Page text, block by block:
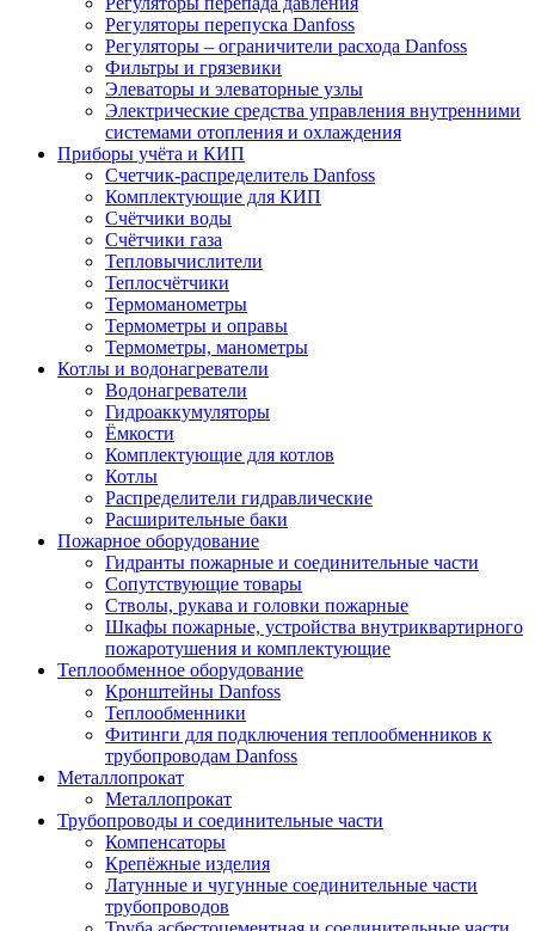
Регуляторы перепуска Danfoss
Регуляторы – ограничители расхода Danfoss
Фильтры и грязевики
Элеваторы и элеваторные узлы
Электрические средства управления внутренними
системами отопления и охлаждения
Приборы учёта и КИП
Cчетчик-распределитель Danfoss
Комплектующие для КИП
Счётчики воды
Счётчики газа
Тепловычислители
Теплосчётчики
Термоманометры
Термометры и оправы
Термометры, манометры
Котлы и водонагреватели
Водонагреватели
Гидроаккумуляторы
Ёмкости
Комплектующие для котлов
Котлы
Распределители гидравлические
Расширительные баки
Пожарное оборудование
Гидранты пожарные и соединительные части
Сопутствующие товары
Стволы, рукава и головки пожарные
Шкафы пожарные, устройства внутриквартирного
пожаротушения и комплектующие
Теплообменное оборудование
Кронштейны Danfoss
Теплообменники
Фитинги для подключения теплообменников к
трубопроводам Danfoss
Металлопрокат
Металлопрокат
Трубопроводы и соединительные части
Компенсаторы
Крепёжные изделия
Латунные и чугунные соединительные части
трубопроводов